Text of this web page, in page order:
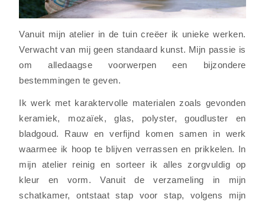
Vanuit mijn atelier in de tuin creëer ik unieke werken.
Verwacht van mij geen standaard kunst. Mijn passie is
om alledaagse voorwerpen een bijzondere
bestemmingen te geven.
Ik werk met karaktervolle materialen zoals gevonden
keramiek, mozaïek, glas, polyster, goudluster en
bladgoud. Rauw en verfijnd komen samen in werk
waarmee ik hoop te blijven verrassen en prikkelen. In
mijn atelier reinig en sorteer ik alles zorgvuldig op
kleur en vorm. Vanuit de verzameling in mijn
schatkamer, ontstaat stap voor stap, volgens mijn